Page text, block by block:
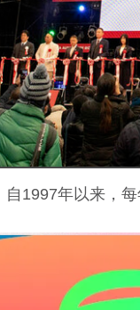
1997年以来，